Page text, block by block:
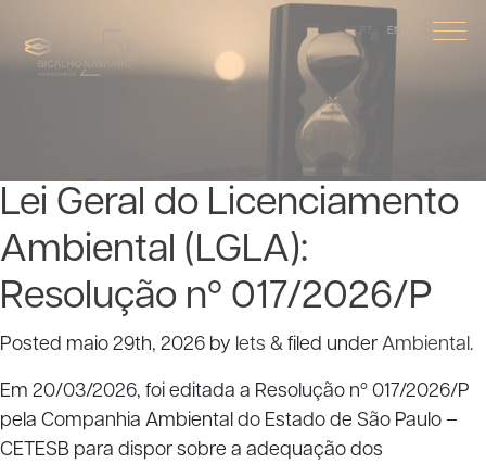
EN
Lei Geral do Licenciamento
Ambiental (LGLA):
Resolução nº 017/2026/P
Posted maio 29th, 2026 by lets & filed under Ambiental.
Em 20/03/2026, foi editada a Resolução nº 017/2026/P
pela Companhia Ambiental do Estado de São Paulo –
CETESB para dispor sobre a adequação dos